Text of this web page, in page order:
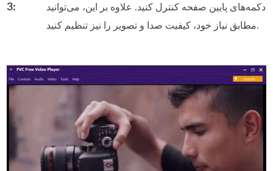
3:
دکمه‌های پایین صفحه کنترل کنید. علاوه بر این، می‌توانید
مطابق نیاز خود، کیفیت صدا و تصویر را نیز تنظیم کنید.